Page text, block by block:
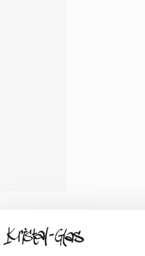
✅
via
met